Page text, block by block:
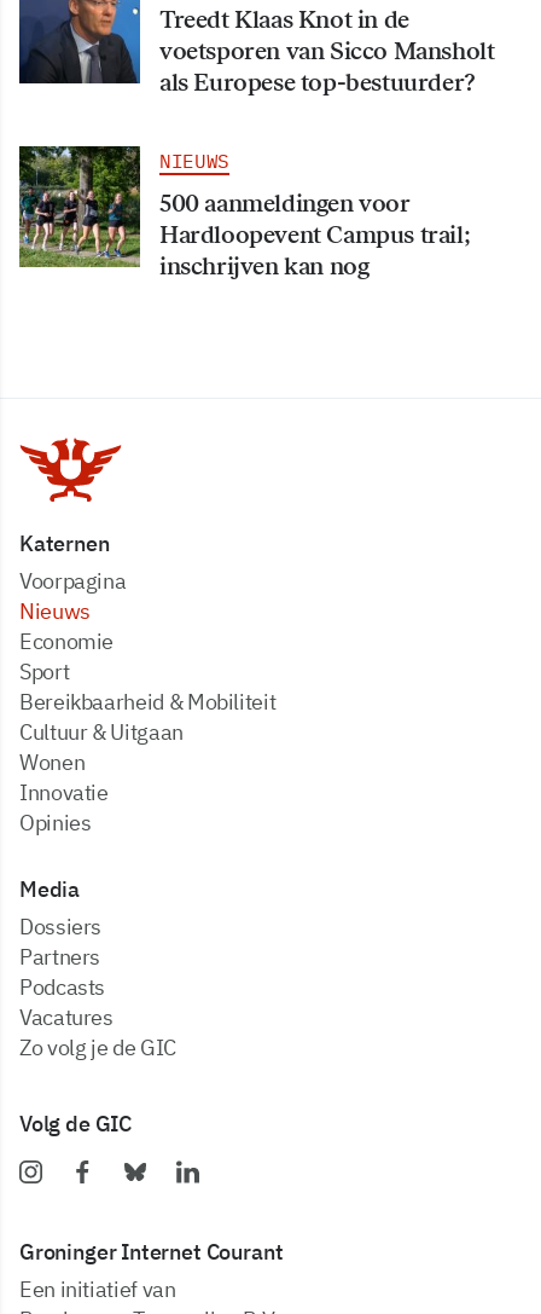
Treedt Klaas Knot in de
voetsporen van Sicco Mansholt
als Europese top-bestuurder?
NIEUWS
500 aanmeldingen voor
Hardloopevent Campus trail;
inschrijven kan nog
Katernen
Voorpagina
Nieuws
Economie
Sport
Bereikbaarheid & Mobiliteit
Cultuur & Uitgaan
Wonen
Innovatie
Opinies
Media
dossiers
partners
podcasts
vacatures
zo volg je de GIC
Volg de GIC
Groninger Internet Courant
Een initiatief van